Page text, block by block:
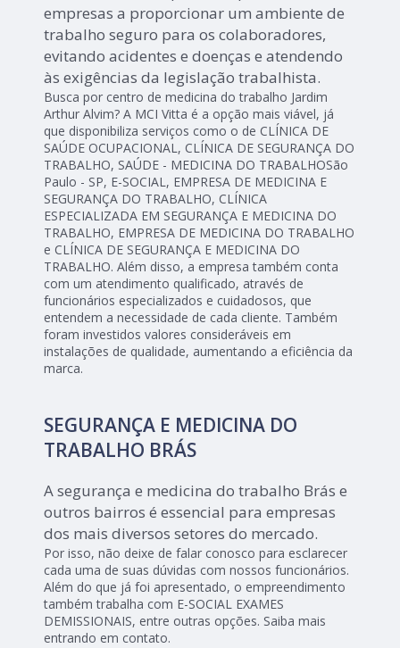
empresas a proporcionar um ambiente de
trabalho seguro para os colaboradores,
evitando acidentes e doenças e atendendo
às exigências da legislação trabalhista.
Busca por centro de medicina do trabalho Jardim
Arthur Alvim? A MCI Vitta é a opção mais viável, já
que disponibiliza serviços como o de CLÍNICA DE
SAÚDE OCUPACIONAL, CLÍNICA DE SEGURANÇA DO
TRABALHO, SAÚDE - MEDICINA DO TRABALHOSão
Paulo - SP, E-SOCIAL, EMPRESA DE MEDICINA E
SEGURANÇA DO TRABALHO, CLÍNICA
ESPECIALIZADA EM SEGURANÇA E MEDICINA DO
TRABALHO, EMPRESA DE MEDICINA DO TRABALHO
e CLÍNICA DE SEGURANÇA E MEDICINA DO
TRABALHO. Além disso, a empresa também conta
com um atendimento qualificado, através de
funcionários especializados e cuidadosos, que
entendem a necessidade de cada cliente. Também
foram investidos valores consideráveis em
instalações de qualidade, aumentando a eficiência da
marca.
SEGURANÇA E MEDICINA DO
TRABALHO BRÁS
A segurança e medicina do trabalho Brás e
outros bairros é essencial para empresas
dos mais diversos setores do mercado.
Por isso, não deixe de falar conosco para esclarecer
cada uma de suas dúvidas com nossos funcionários.
Além do que já foi apresentado, o empreendimento
também trabalha com E-SOCIAL EXAMES
DEMISSIONAIS, entre outras opções. Saiba mais
entrando em contato.